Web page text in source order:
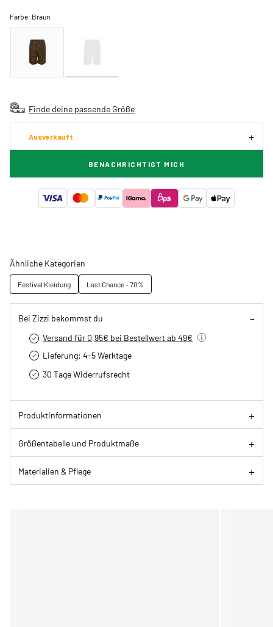
Farbe: Braun
Finde deine passende Größe
Ausverkauft
BENACHRICHTIGT MICH
Ähnliche Kategorien
Festival Kleidung Last Chance - 70%
Bei Zizzi bekommst du
Versand für 0,95€ bei Bestellwert ab 49€
Lieferung: 4-5 Werktage
30 Tage Widerrufsrecht
Produktinformationen
Größentabelle und Produktmaße
Materialien & Pflege